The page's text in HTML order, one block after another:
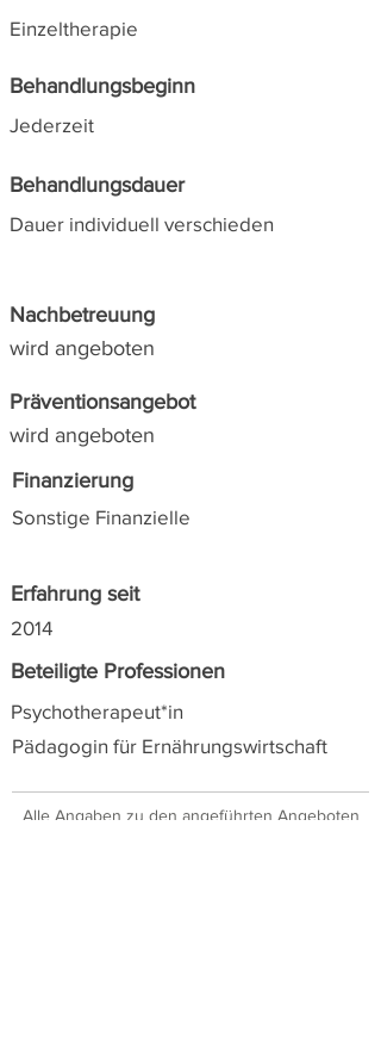
Einzeltherapie
Behandlungsbeginn
Jederzeit
Behandlungsdauer
Dauer individuell verschieden
Nachbetreuung
wird angeboten
Präventionsangebot
wird angeboten
Finanzierung
Sonstige Finanzielle
Erfahrung seit
2014
Beteiligte Professionen
Psychotherapeut*in
Pädagogin für Ernährungswirtschaft
Alle Angaben zu den angeführten Angeboten